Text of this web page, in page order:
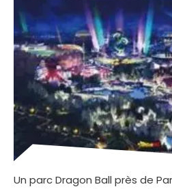
Un parc Dragon Ball près de